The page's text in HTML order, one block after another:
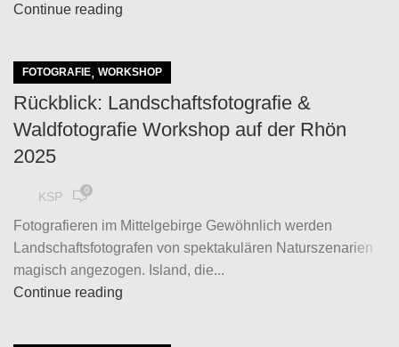
Continue reading
FOTOGRAFIE, WORKSHOP
Rückblick: Landschaftsfotografie &
Waldfotografie Workshop auf der Rhön
2025
KSP 0
Fotografieren im Mittelgebirge Gewöhnlich werden
Landschaftsfotografen von spektakulären Naturszenarien
magisch angezogen. Island, die...
Continue reading